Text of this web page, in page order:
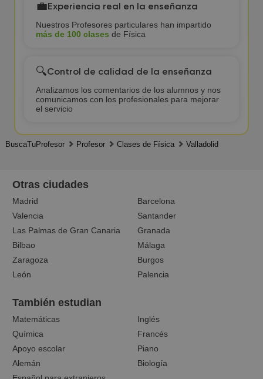
💼Experiencia real en la enseñanza
Nuestros Profesores particulares han impartido
más de 100 clases de Física
🔍Control de calidad de la enseñanza
Analizamos los comentarios de los alumnos y nos
comunicamos con los profesionales para mejorar
el servicio
BuscaTuProfesor Profesor Clases de Física Valladolid
Otras ciudades
Madrid
Barcelona
Valencia
Santander
Las Palmas de Gran Canaria
Granada
Bilbao
Málaga
Zaragoza
Burgos
León
Palencia
También estudian
Matemáticas
Inglés
Química
Francés
Apoyo escolar
Piano
Alemán
Biología